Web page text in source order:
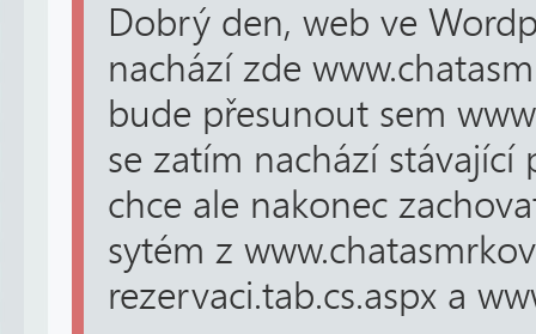
Dobrý den, web ve
nachází zde
bude přesunout sem
se zatím nachází
chce ale nakonec
sytém z
rezervaci.tab.cs.aspx a